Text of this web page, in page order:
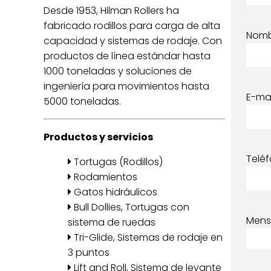
Desde 1953, Hilman Rollers ha
fabricado rodillos para carga de alta
capacidad y sistemas de rodaje. Con
productos de línea estándar hasta
1000 toneladas y soluciones de
ingeniería para movimientos hasta
5000 toneladas.
Productos y servicios
Tortugas (Rodillos)
Rodamientos
Gatos hidráulicos
Bull Dollies, Tortugas con
sistema de ruedas
Tri-Glide, Sistemas de rodaje en
3 puntos
Lift and Roll, Sistema de levante
E-